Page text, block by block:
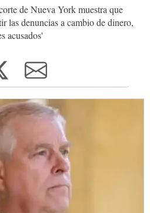
de Nueva York muestra que
las denuncias a cambio de dinero,
acusados'